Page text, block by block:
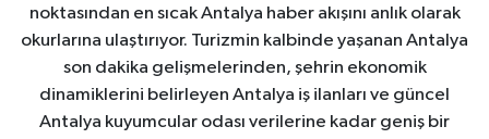
noktasından en sıcak Antalya haber akışını anlık olarak
okurlarına ulaştırıyor. Turizmin kalbinde yaşanan Antalya
son dakika gelişmelerinden, şehrin ekonomik
dinamiklerini belirleyen Antalya iş ilanları ve güncel
Antalya kuyumcular odası verilerine kadar geniş bir